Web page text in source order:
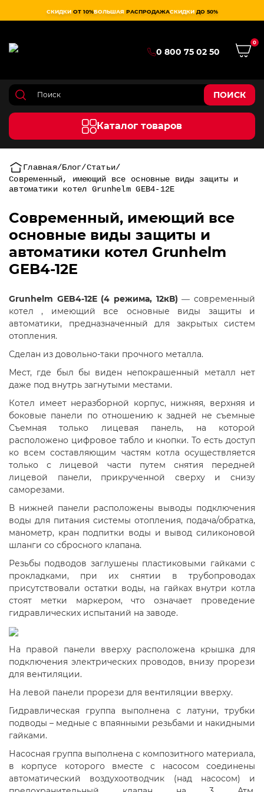
СКИДКИ ОТ 10%БОЛЬШАЯ РАСПРОДАЖАСКИДКИ ДО 50%
0 800 75 02 50
0
ПОИСК
Каталог товаров
Главная Блог Статьи
Cовременный, имеющий все основные виды защиты и
автоматики котел Grunhelm GEB4-12E
Cовременный, имеющий все
основные виды защиты и
автоматики котел Grunhelm
GEB4-12E
Grunhelm GEB4-12E (4 режима, 12кВ) — современный
котел , имеющий все основные виды защиты и
автоматики, предназначенный для закрытых систем
отопления.
Сделан из довольно-таки прочного металла.
Мест, где был бы виден непокрашенный металл нет
даже под внутрь загнутыми местами.
Котел имеет неразборной корпус, нижняя, верхняя и
боковые панели по отношению к задней не съемные
Съемная только лицевая панель, на которой
расположено цифровое табло и кнопки. То есть доступ
ко всем составляющим частям котла осуществляется
только с лицевой части путем снятия передней
лицевой панели, прикрученной сверху и снизу
саморезами.
В нижней панели расположены выводы подключения
воды для питания системы отопления, подача/обратка,
манометр, кран подпитки воды и вывод силиконовой
шланги со сбросного клапана.
Резьбы подводов заглушены пластиковыми гайками с
прокладками, при их снятии в трубопроводах
присутствовали остатки воды, на гайках внутри котла
стоят метки маркером, что означает проведение
гидравлических испытаний на заводе.
На правой панели вверху расположена крышка для
подключения электрических проводов, внизу прорези
для вентиляции.
На левой панели прорези для вентиляции вверху.
Гидравлическая группа выполнена с латуни, трубки
подводы – медные с впаянными резьбами и накидными
гайками.
Насосная группа выполнена с композитного материала,
в корпусе которого вместе с насосом соединены
автоматический воздухоотводчик (над насосом) и